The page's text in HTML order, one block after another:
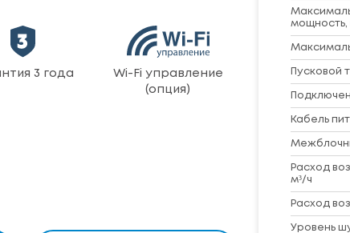
3 года
Wi-Fi управление
(опция)
мощность,
Пусковой
Кабель
Расход
м³/ч
Расход
Уровень